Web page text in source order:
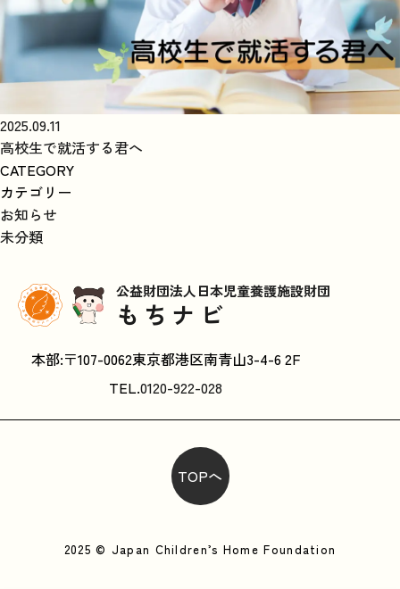
2025.09.11
高校生で就活する君へ
CATEGORY
カテゴリー
お知らせ
未分類
公益財団法人日本児童養護施設財団
もちナビ
本部:〒107-0062東京都港区南青山3-4-6 2F
TEL.0120-922-028
TOPへ
2025 © Japan Children’s Home Foundation